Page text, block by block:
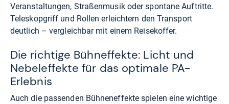
Veranstaltungen, Straßenmusik oder spontane Auftritte.
Teleskopgriff und Rollen erleichtern den Transport
deutlich – vergleichbar mit einem Reisekoffer.
Die richtige Bühneffekte: Licht und
Nebeleffekte für das optimale PA-
Erlebnis
Auch die passenden Bühneneffekte spielen eine wichtige